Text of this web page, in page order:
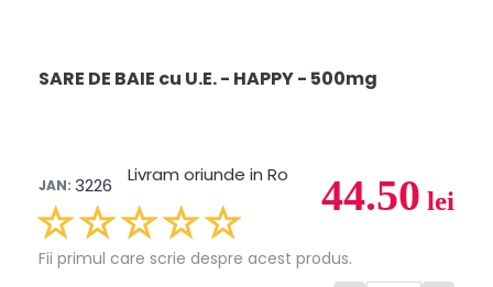
SARE DE BAIE cu U.E. - HAPPY - 500mg
44.50 lei
JAN: 3226 Livram oriunde in Ro
Fii primul care scrie despre acest produs.